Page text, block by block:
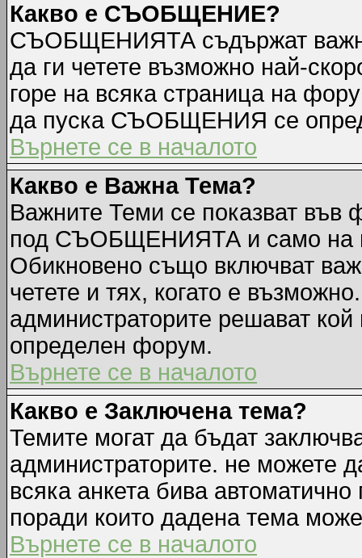
Какво е СЪОБЩЕНИЕ?
СЪОБЩЕНИЯТА съдържат
да ги четете възможно най-
горе на всяка страница на
да пуска СЪОБЩЕНИЯ се
Върнете се в началото
Какво е Важна Тема?
Важните Теми се показват във
под СЪОБЩЕНИЯТА и само на
Обикновено също включват
четете и тях, когато е
администраторите решават
определен форум.
Върнете се в началото
Какво е Заключена тема?
Темите могат да бъдат
администраторите. не можете
всяка анкета бива
поради които дадена тема
Върнете се в началото